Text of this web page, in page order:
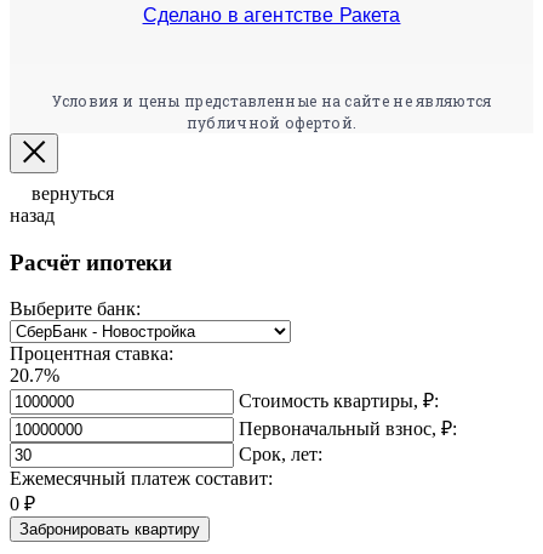
Сделано в агентстве Ракета
Условия и цены представленные на сайте не являются
публичной офертой.
вернуться
назад
Расчёт ипотеки
Выберите банк:
Процентная ставка:
20.7%
Стоимость квартиры, ₽:
Первоначальный взнос, ₽:
Срок, лет:
Ежемесячный платеж составит:
0 ₽
Забронировать квартиру